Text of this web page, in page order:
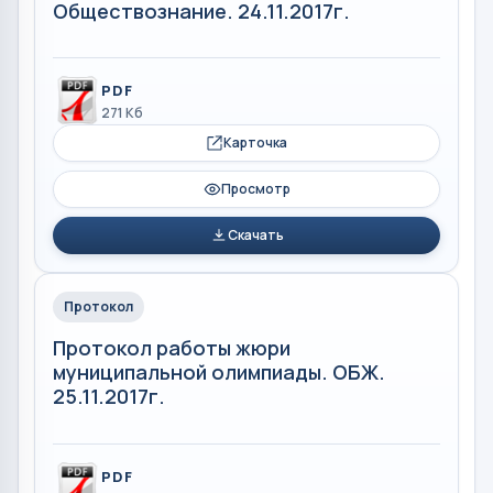
Обществознание. 24.11.2017г.
PDF
271 Кб
Карточка
Просмотр
Скачать
Протокол
Протокол работы жюри
муниципальной олимпиады. ОБЖ.
25.11.2017г.
PDF